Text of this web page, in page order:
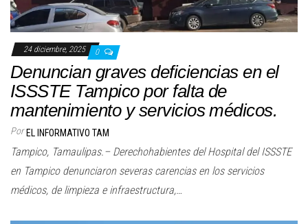
24 diciembre, 2025 0
Denuncian graves deficiencias en el
ISSSTE Tampico por falta de
mantenimiento y servicios médicos.
Por EL INFORMATIVO TAM
Tampico, Tamaulipas.– Derechohabientes del Hospital del ISSSTE
en Tampico denunciaron severas carencias en los servicios
médicos, de limpieza e infraestructura,…